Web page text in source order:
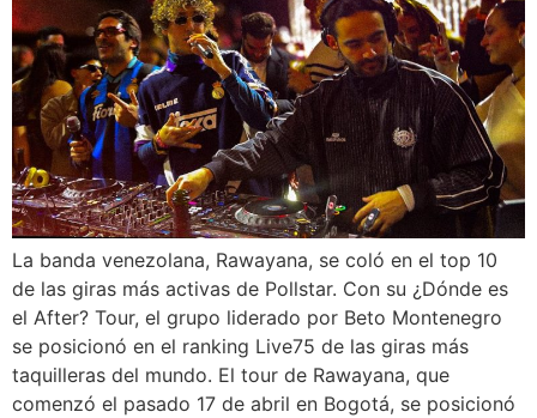
La banda venezolana, Rawayana, se coló en el top 10
de las giras más activas de Pollstar. Con su ¿Dónde es
el After? Tour, el grupo liderado por Beto Montenegro
se posicionó en el ranking Live75 de las giras más
taquilleras del mundo. El tour de Rawayana, que
comenzó el pasado 17 de abril en Bogotá, se posicionó